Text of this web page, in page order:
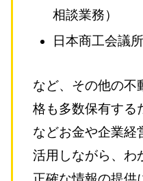
相談業務）
日本商工会議
など、その他の不
格も多数保有する
などお金や企業経
活用しながら、わ